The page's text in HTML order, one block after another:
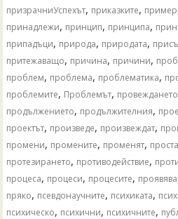
призрачниУспехът, приказките, пример
принадлежи, принцип, принципа,
припадъци, природа, природата,
притежаващо, причина, причини,
проблем, проблема, проблематика,
проблемите, Проблемът, провеждането
продължението, продължителния,
проектът, произведе, произвеждат,
промени, промените, променят,
протезирането, противодействие,
процеса, процеси, процесите, проявява
пряко, псевдонаучните, психиката,
психическо, психични, психичните,